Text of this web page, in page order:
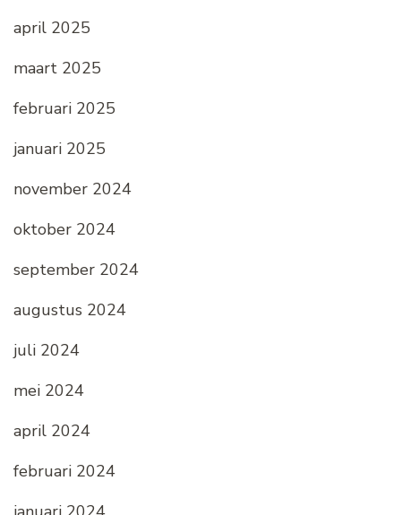
april 2025
maart 2025
februari 2025
januari 2025
november 2024
oktober 2024
september 2024
augustus 2024
juli 2024
mei 2024
april 2024
februari 2024